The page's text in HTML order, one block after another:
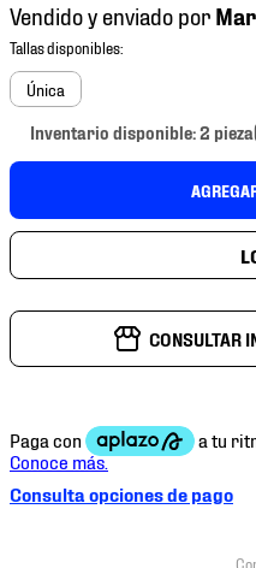
Vendido y enviado por
Única
Inventario disponible: 2
CONSULTAR
Consulta opciones de pago
4.
tenis futbol
5.
mochila
6.
jersey
9.
tenis niño
10. tenis nike